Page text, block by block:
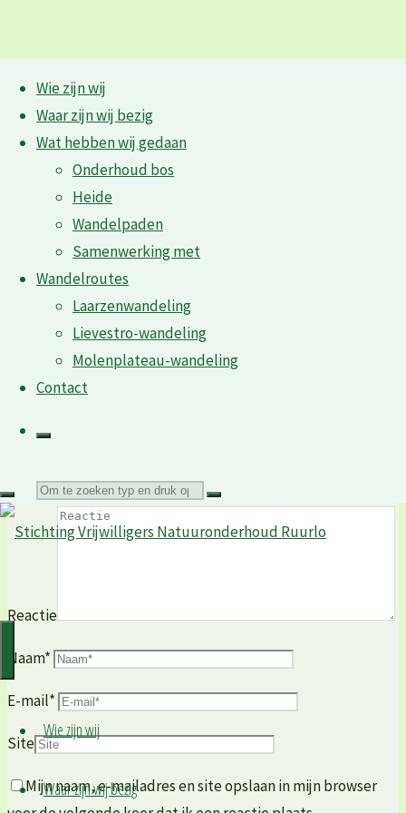
inhoud
Wie zijn wij
Waar zijn wij bezig
Wat hebben wij gedaan
Onderhoud bos
Heide
Wandelpaden
Samenwerking met
Wandelroutes
Laarzenwandeling
Lievestro-wandeling
Molenplateau-wandeling
Contact
Zoeken
Wie zijn wij
Waar zijn wij bezig
IMG_5374
IMG_5374
Volledige
1800 × 1200pixelsNatuurwerkdag ’18
Vorige afbeelding
Volgende afbeelding
Geef een reactie
zijn gemarkeerd met*
Reactie
Naam*
E-mail*
Site
Mijn naam, e-mailadres en site opslaan in mijn browser